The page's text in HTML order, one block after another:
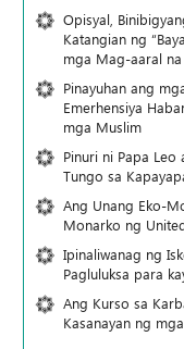
Opisyal,
Katangian ng
mga Mag-aaral
Pinayuhan ang
Emerhensiya
mga Muslim
Pinuri ni Papa Leo
Tungo sa
Ang Unang Eko-
Monarko ng
Ipinaliwanag ng
Pagluluksa para
Ang Kurso sa
Kasanayan ng